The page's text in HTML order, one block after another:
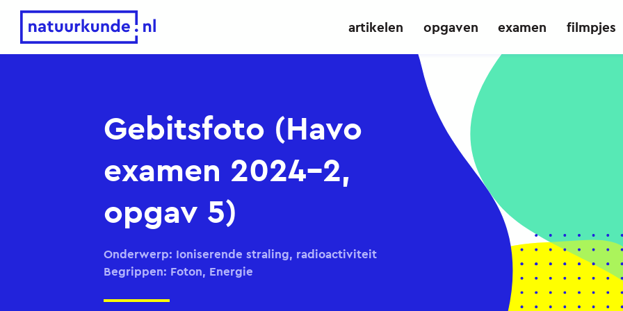
Natuurkunde.nl
artikelen opgaven examen filmpjes
Gebitsfoto (Havo
examen 2024-2,
opgav 5)
Onderwerp: Ioniserende straling, radioactiviteit
Begrippen: Foton, Energie